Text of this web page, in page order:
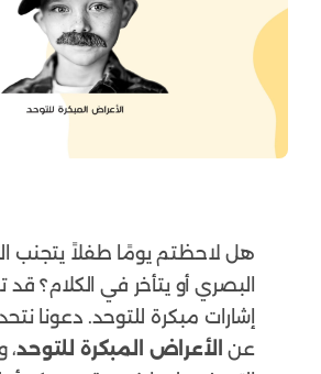
هل لاحظتم يومًا طفلاً يتجنب
البصري أو يتأخر في الكلام؟
إشارات مبكرة للتوحد. دعونا
عن الأعراض المبكرة للتوحد،